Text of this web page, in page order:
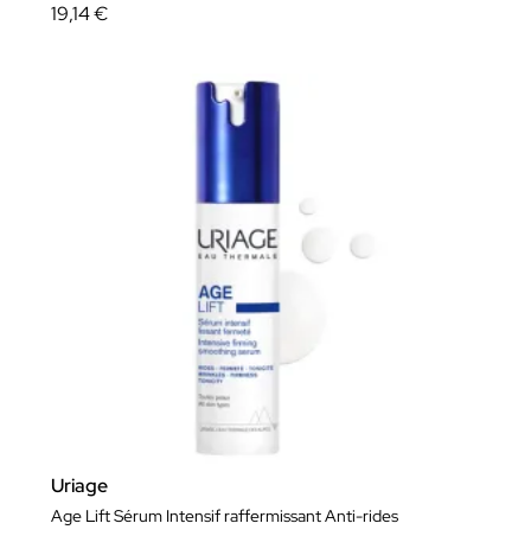
19,14 €
Uriage
Age Lift Sérum Intensif raffermissant Anti-rides